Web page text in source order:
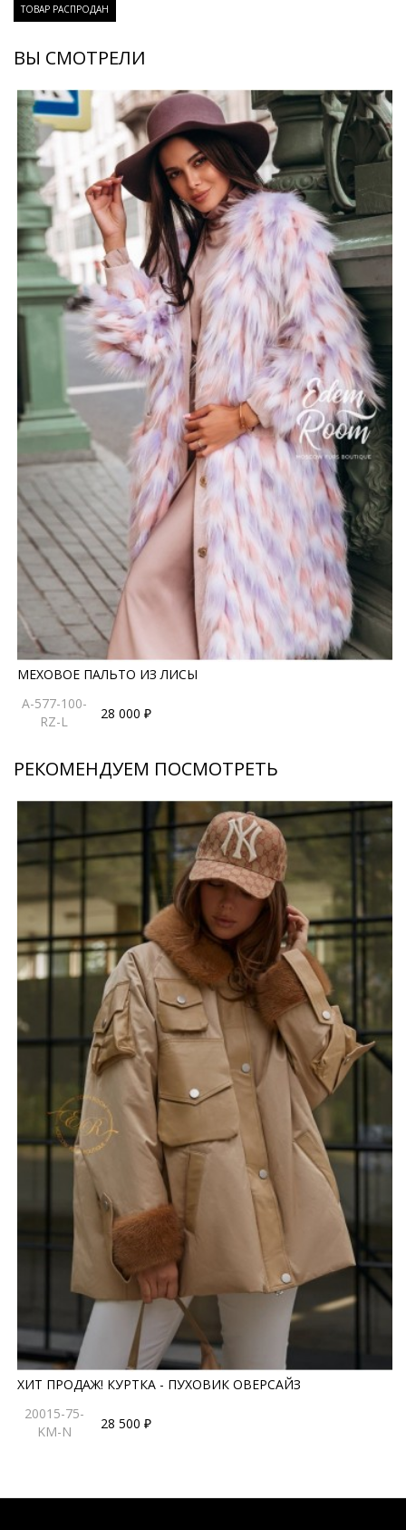
ТОВАР РАСПРОДАН
ВЫ СМОТРЕЛИ
МЕХОВОЕ ПАЛЬТО ИЗ ЛИСЫ
A-577-100-
RZ-L
28 000 ₽
РЕКОМЕНДУЕМ ПОСМОТРЕТЬ
ХИТ ПРОДАЖ! КУРТКА - ПУХОВИК ОВЕРСАЙЗ
20015-75-
KM-N
28 500 ₽